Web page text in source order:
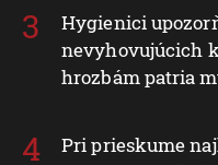
Hygienici
nevyhovujúcich
hrozbám patria
Pri prieskume